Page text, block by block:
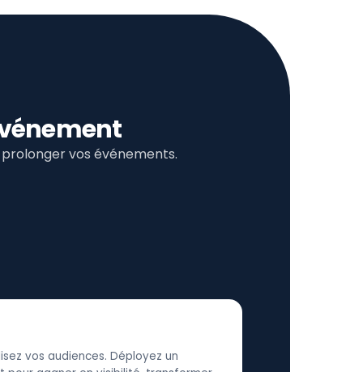
vos événements.
vos audiences. Déployez un